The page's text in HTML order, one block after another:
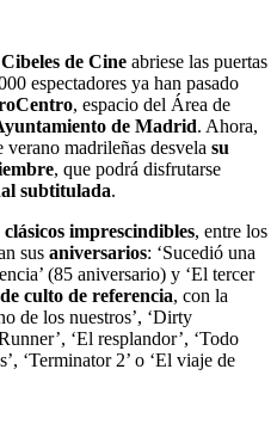
Cibeles de Cine abriese las puertas
espectadores ya han pasado
, espacio del Área de
de Madrid. Ahora,
verano madrileñas desvela su
, que podrá disfrutarse
subtitulada.
clásicos imprescindibles, entre los
sus aniversarios: ‘Sucedió una
(85 aniversario) y ‘El tercer
culto de referencia, con la
de los nuestros’, ‘Dirty
‘El resplandor’, ‘Todo
‘Terminator 2’ o ‘El viaje de